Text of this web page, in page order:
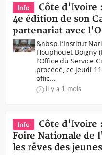
Info
Côte d'Ivoire
4e édition de son
partenariat avec
&nbsp;L’Institut
Houphouët-Boigny
l’Office du Service
procédé, ce jeudi
offic...
il y a 1 mois
Info
Côte d'Ivoire
Foire Nationale de
les rêves des